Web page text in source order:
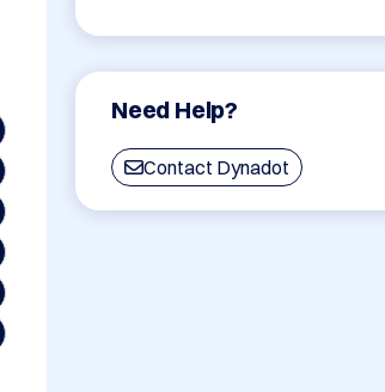
Need Help?
Contact Dynadot